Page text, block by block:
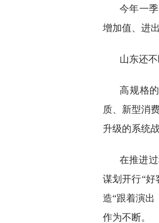
今年一
增加值、进
山东还
高规格
质、新型消
升级的系统战
在推进
谋划开行“好
造“跟着演出
作为不断。